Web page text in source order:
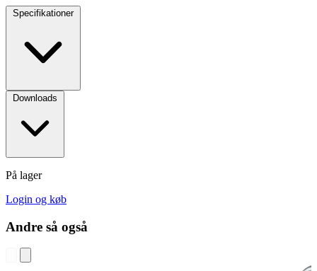
Specifikationer
Downloads
På lager
Login og køb
Andre så også